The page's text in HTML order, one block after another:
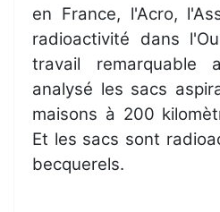
en France, l'Acro,
radioactivité dans
travail remarquable
analysé les sacs
maisons à 200
Et les sacs sont
becquerels.